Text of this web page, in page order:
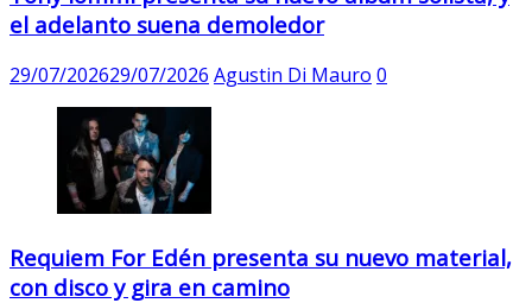
el adelanto suena demoledor
29/07/202629/07/2026 Agustin Di Mauro 0
Requiem For Edén presenta su nuevo material,
con disco y gira en camino